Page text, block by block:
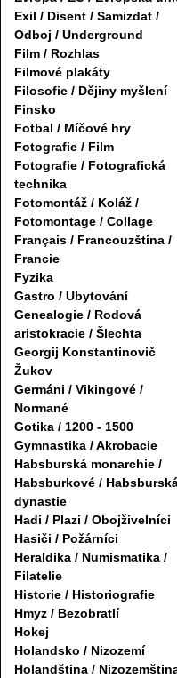
Exil / Disent / Samizdat /
Odboj / Underground
Film / Rozhlas
Filmové plakáty
Filosofie / Dějiny myšlení
Finsko
Fotbal / Míčové hry
Fotografie / Film
Fotografie / Fotografická
technika
Fotomontáž / Koláž /
Fotomontage / Collage
Français / Francouzština /
Francie
Fyzika
Gastro / Ubytování
Genealogie / Rodová
aristokracie / Šlechta
Georgij Konstantinovič
Žukov
Germáni / Vikingové /
Normané
Gotika / 1200 - 1500
Gymnastika / Akrobacie
Habsburská monarchie /
Habsburkové /
dynastie
Hadi / Plazi / Obojživelníci
Hasiči / Požárníci
Heraldika / Numismatika /
Filatelie
Historie / Historiografie
Hmyz / Bezobratlí
Hokej
Holandsko / Nizozemí
Holandština /